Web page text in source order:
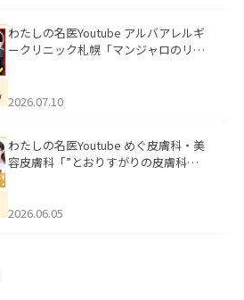
わたしの名医Youtube アルバアレルギ
ークリニック札幌「マンジャロのリア
た。
2026.07.10
わたしの名医Youtube めぐ皮膚科・美
容皮膚科「”とおりすがりの皮膚科
2026.06.05